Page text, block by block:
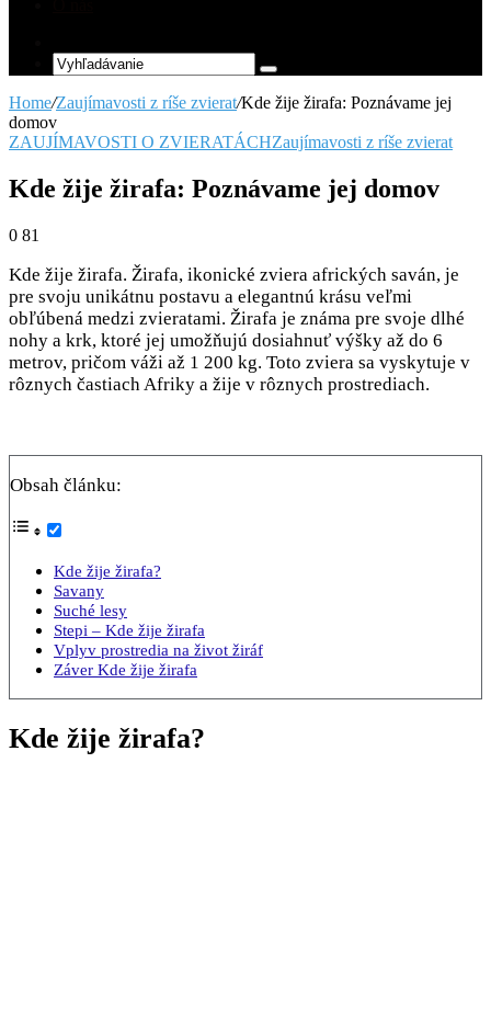
Article
Vyhľadávanie
Home/Zaujímavosti z ríše zvierat/Kde žije žirafa: Poznávame jej
domov
ZAUJÍMAVOSTI O ZVIERATÁCHZaujímavosti z ríše zvierat
Kde žije žirafa: Poznávame jej domov
0 81
Kde žije žirafa. Žirafa, ikonické zviera afrických saván, je
pre svoju unikátnu postavu a elegantnú krásu veľmi
obľúbená medzi zvieratami. Žirafa je známa pre svoje dlhé
nohy a krk, ktoré jej umožňujú dosiahnuť výšky až do 6
metrov, pričom váži až 1 200 kg. Toto zviera sa vyskytuje v
rôznych častiach Afriky a žije v rôznych prostrediach.
Obsah článku:
Kde žije žirafa?
Savany
Suché lesy
Stepi – Kde žije žirafa
Vplyv prostredia na život žiráf
Záver Kde žije žirafa
Kde žije žirafa?